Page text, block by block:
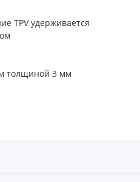
TPV удерживается
толщиной 3 мм